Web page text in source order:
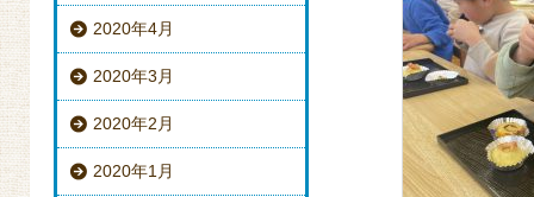
2020年4月
2020年3月
2020年2月
2020年1月